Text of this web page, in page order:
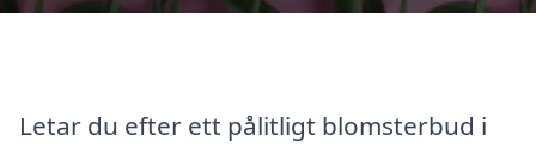
Letar du efter ett pålitligt blomsterbud i